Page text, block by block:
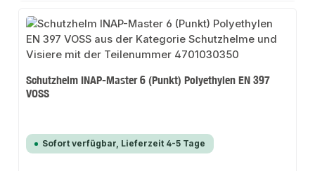
Schutzhelm INAP-Master 6 (Punkt) Polyethylen EN 397
VOSS
Sofort verfügbar, Lieferzeit 4-5 Tage